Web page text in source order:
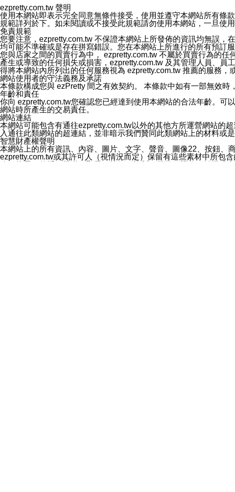
您同意本公司網站，透過您所提供的郵件地址與您取得聯絡並傳
停止接收這些資料或電子郵件。
十五、訊息通知
本公司/本服務將以通知型訊息傳送重要訊息給您。即使未加入
本公司/本服務傳送之通知型訊息以對您有效且重要的訊息為限
1.LINE 帳號設定的電話號碼與本公司/本服務所傳來的電話號碼
2.該 LINE 帳號已在 LINE APP 設定中，同意接收通知型訊息。
3.LINE 帳號未封鎖傳送訊息之 LINE 官方帳號。
欲變更通知型訊息的設定，操作如下：
1.點選「主頁」＞「設定」
2.點選「隱私設定」
3.點選「提供使用資料」
4.點選「LINE通知型訊息」
5.開關「接收LINE通知型訊息」
❗️關閉「接收通知型訊息」後，將不會接收到來自任何企業官方帳
ezpretty.com.tw 聲明
使用本網站即表示完全同意無條件接受，使用並遵守本網站所有條
規範詳列於下。如未閱讀或不接受此規範請勿使用本網站，一旦使
免責規範
您要注意，ezpretty.com.tw 不保證本網站上所發佈的資訊均無誤，
均可能不準確或是存在拼寫錯誤。您在本網站上所進行的所有預訂
您與店家之間的買賣行為中， ezpretty.com.tw 不屬於買賣行為的
產生或導致的任何損失或損害，ezpretty.com.tw 及其管理人員、
得將本網站內所列出的任何服務視為 ezpretty.com.tw 推薦的服務
網站使用者的守法義務及承諾
本條款構成您與 ezPretty 間之有效契約。 本條款中如有一部無效
年齡和責任
你向 ezpretty.com.tw您確認您已經達到使用本網站的合法年齡。
網站時所產生的交易責任。
網站連結
本網站可能包含有通往ezpretty.com.tw以外的其他方所運營網站的
入通往此類網站的超連結，並非暗示我們贊同此類網站上的材料或
智慧財產權聲明
本網站上的所有資訊、內容、圖片、文字、聲音、圖像22、按鈕、
ezpretty.com.tw或其許可人（視情況而定）保留有這些素材中所包